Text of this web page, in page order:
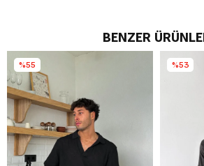
BENZER
%55 %53